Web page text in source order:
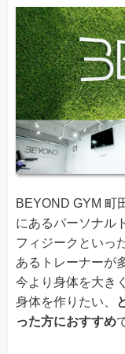
BEYOND GYM 町
にあるパーソナル
フィジークといっ
あるトレーナーが
今より身体を大き
身体を作りたい、
った方におすすめ